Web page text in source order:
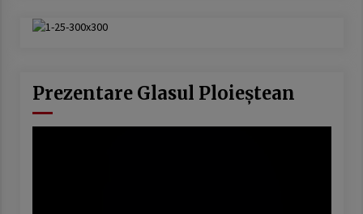
Prezentare Glasul Ploieștean